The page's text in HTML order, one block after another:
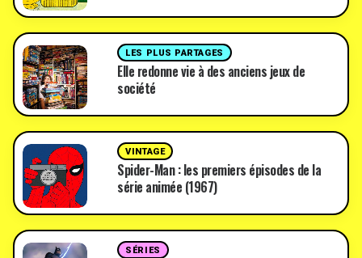
LES PLUS PARTAGES
Elle redonne vie à des anciens jeux de
société
VINTAGE
Spider-Man : les premiers épisodes de la
série animée (1967)
SÉRIES